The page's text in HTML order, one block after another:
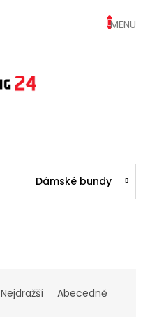
KOŠÍK
Dámské bundy
Nejdražší Abecedně